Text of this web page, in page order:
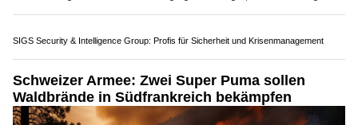
Danz Autofinish AG in Studen BE: Ihre Profis für Fahrzeugaufbereitung